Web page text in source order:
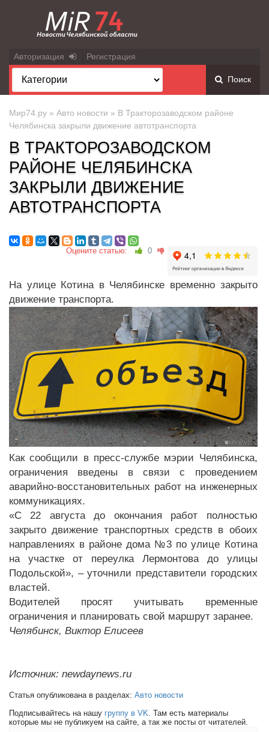
Авторизация Регистрация
Поиск
Мир74.ру » Авто новости » В Тракторозаводском районе
Челябинска закрыли движение автотранспорта
В ТРАКТОРОЗАВОДСКОМ
РАЙОНЕ ЧЕЛЯБИНСКА
ЗАКРЫЛИ ДВИЖЕНИЕ
АВТОТРАНСПОРТА
Оцените статью: 0
На улице Котина в Челябинске временно закрыто
движение транспорта.
Как сообщили в пресс-службе мэрии Челябинска,
ограничения введены в связи с проведением
аварийно-восстановительных работ на инженерных
коммуникациях.
«С 22 августа до окончания работ полностью
закрыто движение транспортных средств в обоих
направлениях в районе дома №3 по улице Котина
на участке от переулка Лермонтова до улицы
Подольской», – уточнили представители городских
властей.
Водителей просят учитывать временные
ограничения и планировать свой маршрут заранее.
Челябинск, Виктор Елисеев
Источник: newdaynews.ru
Статья опубликована в разделах: Авто новости
Подписывайтесь на нашу группу в VK . Там есть материалы
которые мы не публикуем на сайте, а так же посты от читателей.